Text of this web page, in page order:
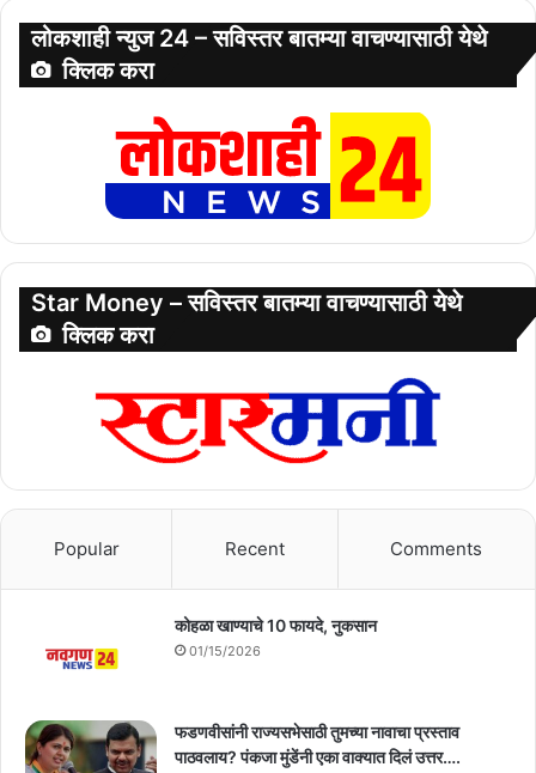
लोकशाही न्युज 24 – सविस्तर बातम्या वाचण्यासाठी येथे
क्लिक करा
Star Money – सविस्तर बातम्या वाचण्यासाठी येथे
क्लिक करा
Popular Recent Comments
कोहळा खाण्याचे 10 फायदे, नुकसान
01/15/2026
फडणवीसांनी राज्यसभेसाठी तुमच्या नावाचा प्रस्ताव
पाठवलाय? पंकजा मुंडेंनी एका वाक्यात दिलं उत्तर….